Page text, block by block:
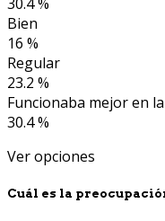
Bien
16 %
Regular
23.2 %
Funcionaba mejor en
30.4 %
Ver opciones
Cuál es la